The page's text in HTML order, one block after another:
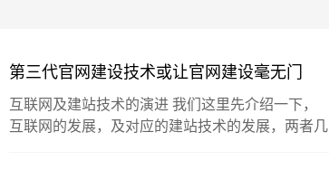
第三代官网建设技术或让官网建设毫无门
槛！
互联网及建站技术的演进 我们这里先介绍一下，
互联网的发展，及对应的建站技术的发展，两者几